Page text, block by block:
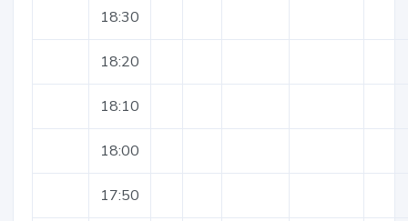
18:30
18:20
18:10
18:00
17:50